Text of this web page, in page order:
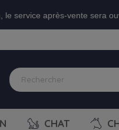
le service après-vente sera
CHAT